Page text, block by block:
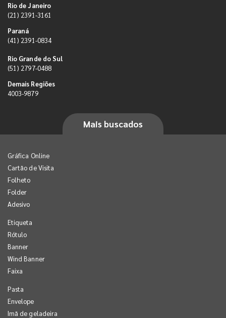
Rio de Janeiro
(21) 2391-3161
Paraná
(41) 2391-0834
Rio Grande do Sul
(51) 2797-0488
Demais Regiões
4003-9879
Mais buscados
Gráfica Online
Cartão de Visita
Folheto
Folder
Adesivo
Etiqueta
Rótulo
Banner
Wind Banner
Faixa
Pasta
Envelope
Imã de geladeira